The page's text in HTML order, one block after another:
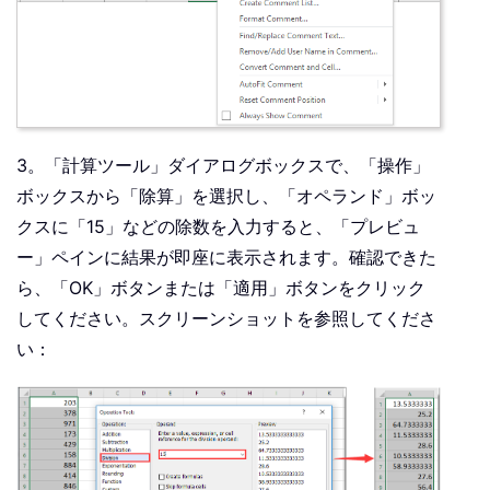
3。「計算ツール」ダイアログボックスで、「操作」
ボックスから「除算」を選択し、「オペランド」ボッ
クスに「15」などの除数を入力すると、「プレビュ
ー」ペインに結果が即座に表示されます。確認できた
ら、「OK」ボタンまたは「適用」ボタンをクリック
してください。スクリーンショットを参照してくださ
い：